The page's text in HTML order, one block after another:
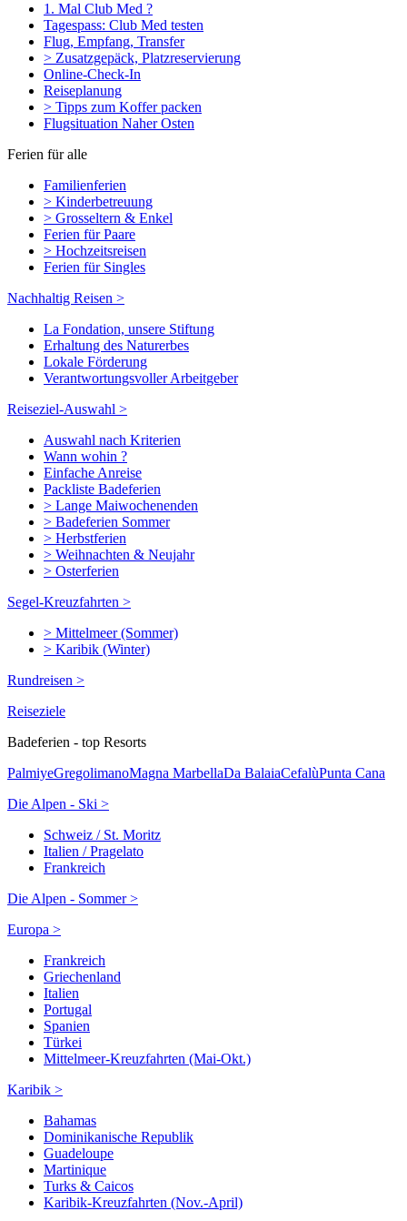
1. Mal Club Med ?
Tagespass: Club Med testen
Flug, Empfang, Transfer
> Zusatzgepäck, Platzreservierung
Online-Check-In
Reiseplanung
> Tipps zum Koffer packen
Flugsituation Naher Osten
Ferien für alle
Familienferien
> Kinderbetreuung
> Grosseltern & Enkel
Ferien für Paare
> Hochzeitsreisen
Ferien für Singles
Nachhaltig Reisen >
La Fondation, unsere Stiftung
Erhaltung des Naturerbes
Lokale Förderung
Verantwortungsvoller Arbeitgeber
Reiseziel-Auswahl >
Auswahl nach Kriterien
Wann wohin ?
Einfache Anreise
Packliste Badeferien
> Lange Maiwochenenden
> Badeferien Sommer
> Herbstferien
> Weihnachten & Neujahr
> Osterferien
Segel-Kreuzfahrten >
> Mittelmeer (Sommer)
> Karibik (Winter)
Rundreisen >
Reiseziele
Badeferien - top Resorts
PalmiyeGregolimanoMagna MarbellaDa BalaiaCefalùPunta Cana
Die Alpen - Ski >
Schweiz / St. Moritz
Italien / Pragelato
Frankreich
Die Alpen - Sommer >
Europa >
Frankreich
Griechenland
Italien
Portugal
Spanien
Türkei
Mittelmeer-Kreuzfahrten (Mai-Okt.)
Karibik >
Bahamas
Dominikanische Republik
Guadeloupe
Martinique
Turks & Caicos
Karibik-Kreuzfahrten (Nov.-April)